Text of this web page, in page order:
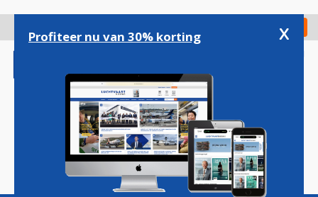
gaan
Check in
Magazine Podcasts Vacatures
Profiteer nu van 30% korting x